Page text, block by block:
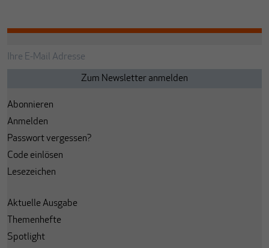
Abonnieren
Anmelden
Passwort vergessen?
Code einlösen
Lesezeichen
Aktuelle Ausgabe
Themenhefte
Spotlight